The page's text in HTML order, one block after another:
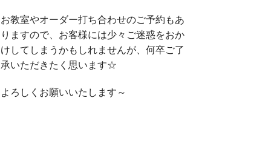
お教室やオーダー打ち合わせのご予約もあ
りますので、お客様には少々ご迷惑をおか
けしてしまうかもしれませんが、何卒ご了
承いただきたく思います☆
よろしくお願いいたします～